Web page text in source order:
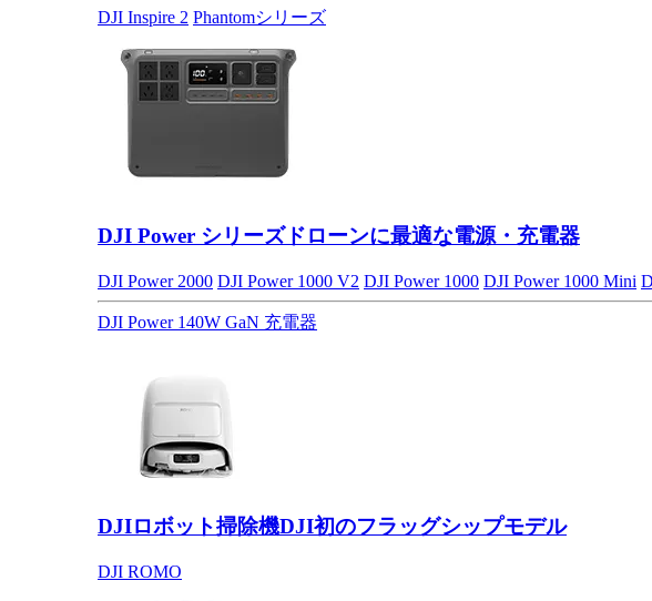
DJI Inspire 2 Phantomシリーズ
DJI Power シリーズドローンに最適な電源・充電器
DJI Power 2000 DJI Power 1000 V2 DJI Power 1000 DJI Power 1000 Mini
DJI Power 140W GaN 充電器
DJIロボット掃除機DJI初のフラッグシップモデル
DJI ROMO